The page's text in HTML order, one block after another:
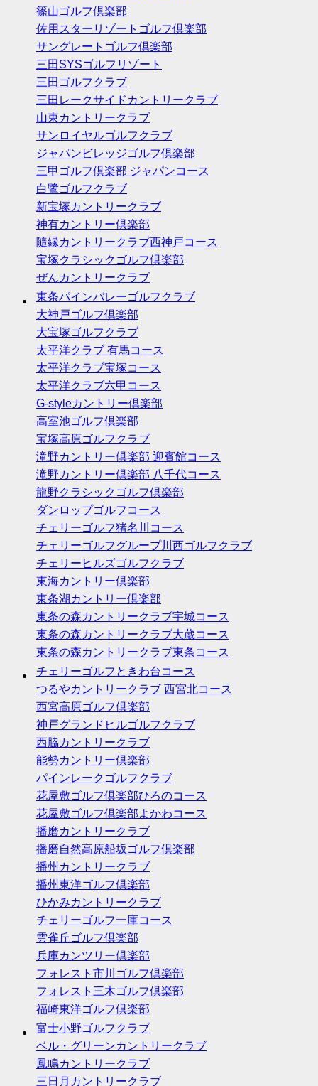
篠山ゴルフ倶楽部
佐用スターリゾートゴルフ倶楽部
サングレートゴルフ倶楽部
三田SYSゴルフリゾート
三田ゴルフクラブ
三田レークサイドカントリークラブ
山東カントリークラブ
サンロイヤルゴルフクラブ
ジャパンビレッジゴルフ倶楽部
三甲ゴルフ倶楽部 ジャパンコース
白鷺ゴルフクラブ
新宝塚カントリークラブ
神有カントリー倶楽部
隨縁カントリークラブ西神戸コース
宝塚クラシックゴルフ倶楽部
ぜんカントリークラブ
東条パインバレーゴルフクラブ
大神戸ゴルフ倶楽部
大宝塚ゴルフクラブ
太平洋クラブ 有馬コース
太平洋クラブ宝塚コース
太平洋クラブ六甲コース
G-styleカントリー倶楽部
高室池ゴルフ倶楽部
宝塚高原ゴルフクラブ
滝野カントリー倶楽部 迎賓館コース
滝野カントリー倶楽部 八千代コース
龍野クラシックゴルフ倶楽部
ダンロップゴルフコース
チェリーゴルフ猪名川コース
チェリーゴルフグループ川西ゴルフクラブ
チェリーヒルズゴルフクラブ
東海カントリー倶楽部
東条湖カントリー倶楽部
東条の森カントリークラブ宇城コース
東条の森カントリークラブ大蔵コース
東条の森カントリークラブ東条コース
チェリーゴルフときわ台コース
つるやカントリークラブ 西宮北コース
西宮高原ゴルフ倶楽部
神戸グランドヒルゴルフクラブ
西脇カントリークラブ
能勢カントリー倶楽部
パインレークゴルフクラブ
花屋敷ゴルフ倶楽部ひろのコース
花屋敷ゴルフ倶楽部よかわコース
播磨カントリークラブ
播磨自然高原船坂ゴルフ倶楽部
播州カントリークラブ
播州東洋ゴルフ倶楽部
ひかみカントリークラブ
チェリーゴルフ一庫コース
雲雀丘ゴルフ倶楽部
兵庫カンツリー倶楽部
フォレスト市川ゴルフ倶楽部
フォレスト三木ゴルフ倶楽部
福崎東洋ゴルフ倶楽部
富士小野ゴルフクラブ
ベル・グリーンカントリークラブ
鳳鳴カントリークラブ
三日月カントリークラブ